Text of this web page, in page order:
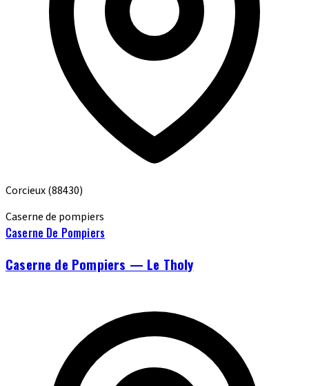
Corcieux(88430)
Caserne de pompiers
Caserne De Pompiers
Caserne de Pompiers — Le Tholy